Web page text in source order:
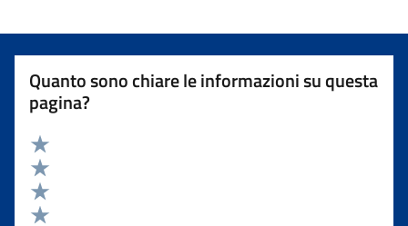
Quanto sono chiare le informazioni su questa
pagina?
Valuta 5 stelle su 5
Valuta 4 stelle su 5
Valuta 3 stelle su 5